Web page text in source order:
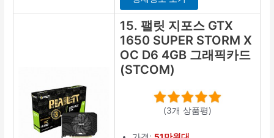
15. 팰릿 지포스 GTX
1650 SUPER STORM X
OC D6 4GB 그래픽카드
(STCOM)
(3개 상품평)